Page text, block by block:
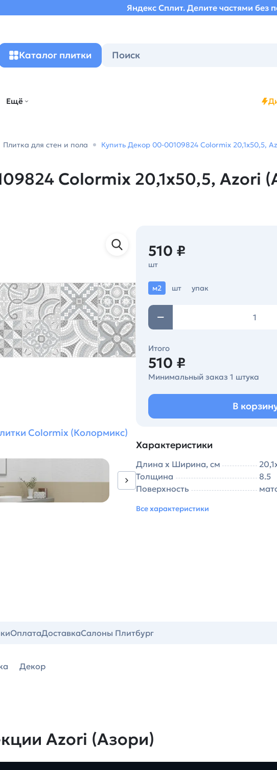
Яндекс Сплит. Делите частями без
Каталог плитки
Ещё
Плитка для стен и пола Купить Декор 00-00109824 Colormix 20,1х50,5,
Colormix 20,1х50,5, Azori
Colormix (Колормикс)
510 ₽
шт
м2 шт упак
Итого
510 ₽
Минимальный заказ 1 штука
В
Характеристики
Длина х Ширина, см
Толщина
8.5
Поверхность
Все характеристики
ОплатаДоставкаСалоны Плитбург
Декор
Azori (Азори)